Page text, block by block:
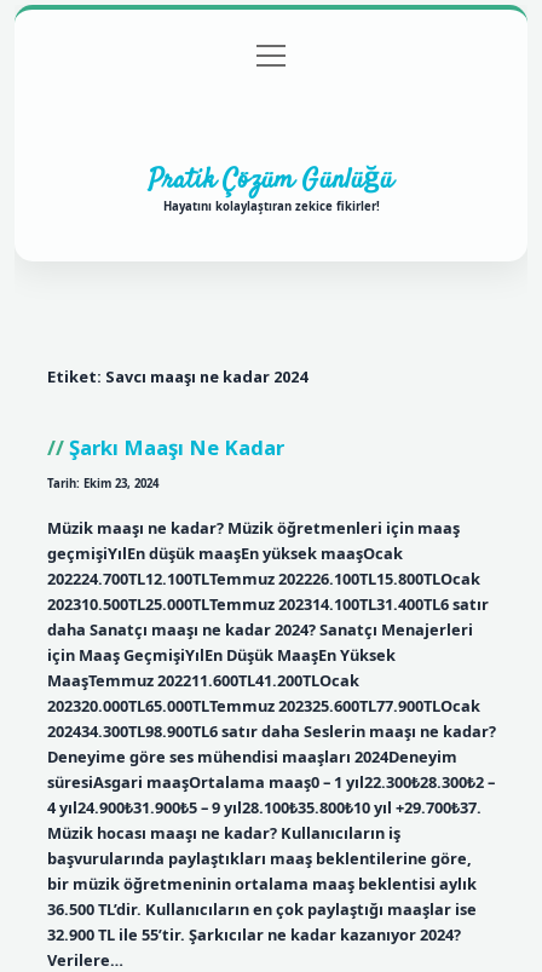
Gizlilik Politikası
menüyü
aç
Pratik Çözüm Günlüğü
Hayatını kolaylaştıran zekice fikirler!
Etiket: Savcı maaşı ne kadar 2024
Şarkı Maaşı Ne Kadar
Tarih: Ekim 23, 2024
Müzik maaşı ne kadar? Müzik öğretmenleri için maaş
geçmişiYılEn düşük maaşEn yüksek maaşOcak
202224.700TL12.100TLTemmuz 202226.100TL15.800TLOcak
202310.500TL25.000TLTemmuz 202314.100TL31.400TL6 satır
daha Sanatçı maaşı ne kadar 2024? Sanatçı Menajerleri
için Maaş GeçmişiYılEn Düşük MaaşEn Yüksek
MaaşTemmuz 202211.600TL41.200TLOcak
202320.000TL65.000TLTemmuz 202325.600TL77.900TLOcak
202434.300TL98.900TL6 satır daha Seslerin maaşı ne kadar?
Deneyime göre ses mühendisi maaşları 2024Deneyim
süresiAsgari maaşOrtalama maaş0 – 1 yıl22.300₺28.300₺2 –
4 yıl24.900₺31.900₺5 – 9 yıl28.100₺35.800₺10 yıl +29.700₺37.
Müzik hocası maaşı ne kadar? Kullanıcıların iş
başvurularında paylaştıkları maaş beklentilerine göre,
bir müzik öğretmeninin ortalama maaş beklentisi aylık
36.500 TL’dir. Kullanıcıların en çok paylaştığı maaşlar ise
32.900 TL ile 55’tir. Şarkıcılar ne kadar kazanıyor 2024?
Verilere…